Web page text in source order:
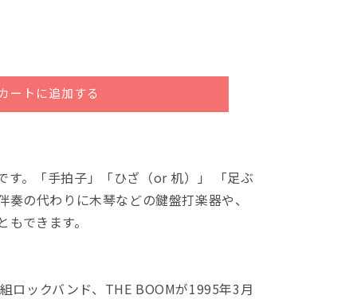
ートに追加する
。「手拍子」「ひざ（or 机）」 「足ぶ
の代わりに木琴などの鍵盤打楽器や、
できます。
ックバンド、THE BOOMが1995年3月